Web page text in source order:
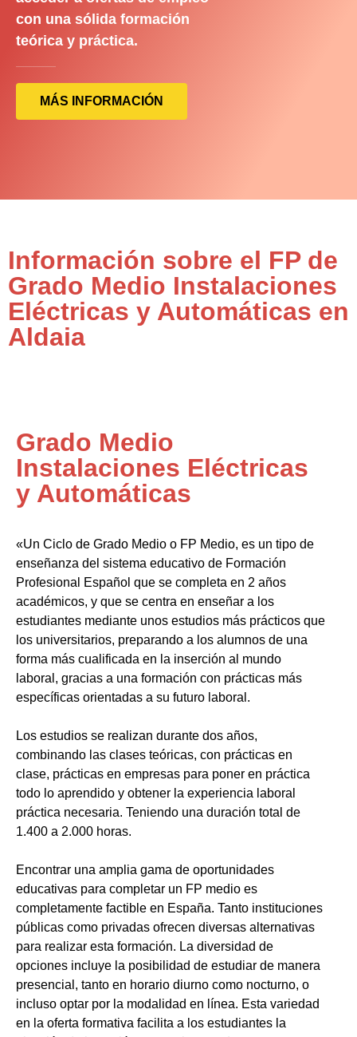
con una sólida formación
teórica y práctica.
MÁS INFORMACIÓN
Información sobre el FP de
Grado Medio Instalaciones
Eléctricas y Automáticas en
Aldaia
Grado Medio
Instalaciones Eléctricas
y Automáticas
«Un Ciclo de Grado Medio o FP Medio, es un tipo de
enseñanza del sistema educativo de Formación
Profesional Español que se completa en 2 años
académicos, y que se centra en enseñar a los
estudiantes mediante unos estudios más prácticos que
los universitarios, preparando a los alumnos de una
forma más cualificada en la inserción al mundo
laboral, gracias a una formación con prácticas más
específicas orientadas a su futuro laboral.
Los estudios se realizan durante dos años,
combinando las clases teóricas, con prácticas en
clase, prácticas en empresas para poner en práctica
todo lo aprendido y obtener la experiencia laboral
práctica necesaria. Teniendo una duración total de
1.400 a 2.000 horas.
Encontrar una amplia gama de oportunidades
educativas para completar un FP medio es
completamente factible en España. Tanto instituciones
públicas como privadas ofrecen diversas alternativas
para realizar esta formación. La diversidad de
opciones incluye la posibilidad de estudiar de manera
presencial, tanto en horario diurno como nocturno, o
incluso optar por la modalidad en línea. Esta variedad
en la oferta formativa facilita a los estudiantes la